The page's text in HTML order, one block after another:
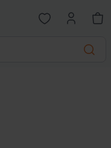
Search
Open favorites